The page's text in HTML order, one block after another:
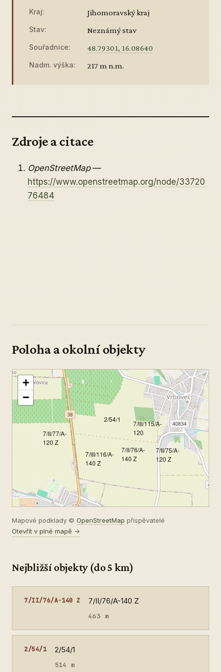
Kraj: Jihomoravský kraj
Stav: Neznámý stav
Souřadnice: 48.79301, 16.08640
Nadm. výška: 217 m n.m.
Zdroje a citace
OpenStreetMap—
https://www.openstreetmap.org/node/33720
76484
Poloha a okolní objekty
7/III/116/A-
140 Z
7/II/76/A-
140 Z
2/54/1
7/II/77/A-
120 Z
7/III/115/A-
120
7/II/75/A-
120 Z
+
−
Mapové podklady © OpenStreetMap přispěvatelé
Otevřít v plné mapě →
Nejbližší objekty (do 5 km)
7/II/76/A-140 Z 7/II/76/A-140 Z
463 m
2/54/1 2/54/1
514 m